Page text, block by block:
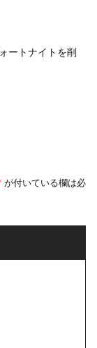
ートナイトを削
が付いている欄は必